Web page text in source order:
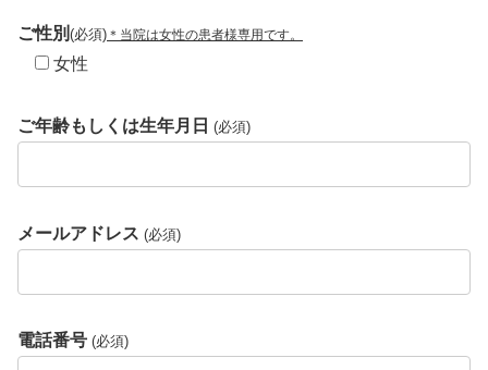
ご性別 (必須) ＊当院は女性の患者様専用です。
女性
ご年齢もしくは生年月日 (必須)
メールアドレス (必須)
電話番号 (必須)